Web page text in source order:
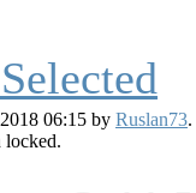
06:15 by Ruslan73.
locked.